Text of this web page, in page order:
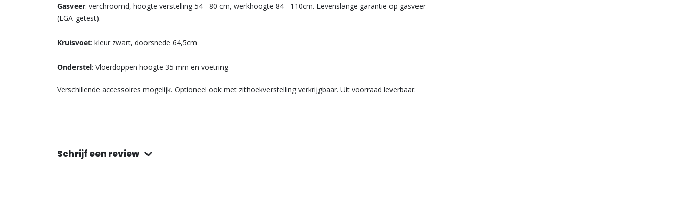
Gasveer: verchroomd, hoogte verstelling 54 - 80 cm, werkhoogte 84 - 110cm. Levenslange garantie op gasveer
(LGA-getest).
Kruisvoet: kleur zwart, doorsnede 64,5cm
Onderstel: Vloerdoppen hoogte 35 mm en voetring
Verschillende accessoires mogelijk. Optioneel ook met zithoekverstelling verkrijgbaar. Uit voorraad leverbaar.
Schrijf een review